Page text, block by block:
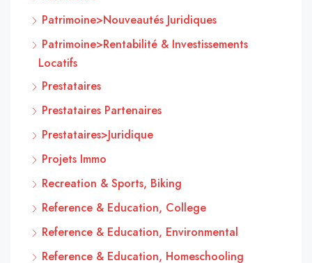
Patrimoine>Nouveautés Juridiques
Patrimoine>Rentabilité & Investissements
Locatifs
Prestataires
Prestataires Partenaires
Prestataires>Juridique
Projets Immo
Recreation & Sports, Biking
Reference & Education, College
Reference & Education, Environmental
Reference & Education, Homeschooling